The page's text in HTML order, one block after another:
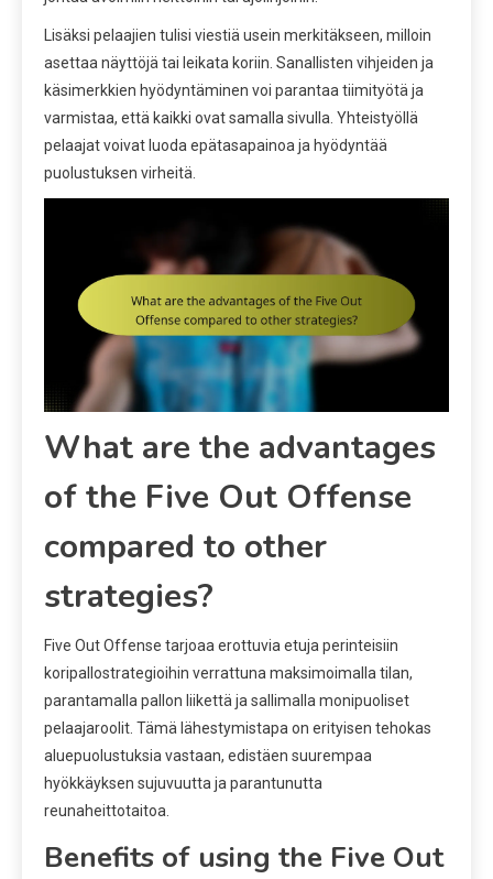
Lisäksi pelaajien tulisi viestiä usein merkitäkseen, milloin
asettaa näyttöjä tai leikata koriin. Sanallisten vihjeiden ja
käsimerkkien hyödyntäminen voi parantaa tiimityötä ja
varmistaa, että kaikki ovat samalla sivulla. Yhteistyöllä
pelaajat voivat luoda epätasapainoa ja hyödyntää
puolustuksen virheitä.
What are the advantages
of the Five Out Offense
compared to other
strategies?
Five Out Offense tarjoaa erottuvia etuja perinteisiin
koripallostrategioihin verrattuna maksimoimalla tilan,
parantamalla pallon liikettä ja sallimalla monipuoliset
pelaajaroolit. Tämä lähestymistapa on erityisen tehokas
aluepuolustuksia vastaan, edistäen suurempaa
hyökkäyksen sujuvuutta ja parantunutta
reunaheittotaitoa.
Benefits of using the Five Out